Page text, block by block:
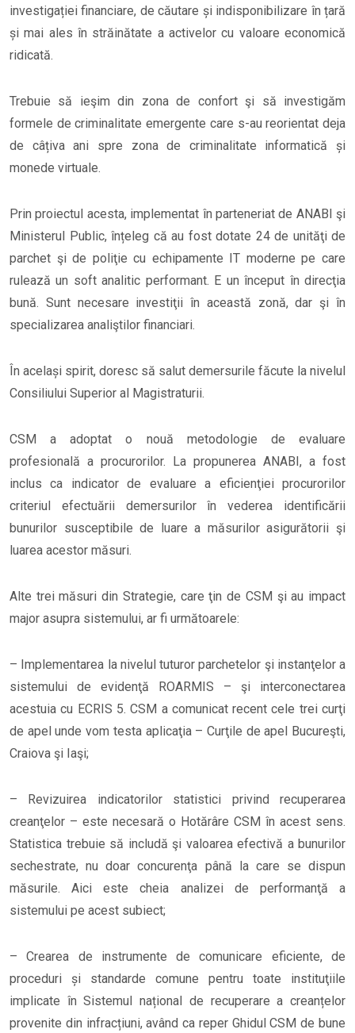
investigației financiare, de căutare și indisponibilizare în țară
și mai ales în străinătate a activelor cu valoare economică
ridicată.
Trebuie să ieşim din zona de confort şi să investigăm
formele de criminalitate emergente care s-au reorientat deja
de câțiva ani spre zona de criminalitate informatică și
monede virtuale.
Prin proiectul acesta, implementat în parteneriat de ANABI şi
Ministerul Public, înțeleg că au fost dotate 24 de unităţi de
parchet şi de poliţie cu echipamente IT moderne pe care
rulează un soft analitic performant. E un început în direcţia
bună. Sunt necesare investiţii în această zonă, dar şi în
specializarea analiştilor financiari.
În același spirit, doresc să salut demersurile făcute la nivelul
Consiliului Superior al Magistraturii.
CSM a adoptat o nouă metodologie de evaluare
profesională a procurorilor. La propunerea ANABI, a fost
inclus ca indicator de evaluare a eficienţiei procurorilor
criteriul efectuării demersurilor în vederea identificării
bunurilor susceptibile de luare a măsurilor asigurătorii şi
luarea acestor măsuri.
Alte trei măsuri din Strategie, care ţin de CSM şi au impact
major asupra sistemului, ar fi următoarele:
– Implementarea la nivelul tuturor parchetelor şi instanţelor a
sistemului de evidenţă ROARMIS – şi interconectarea
acestuia cu ECRIS 5. CSM a comunicat recent cele trei curţi
de apel unde vom testa aplicaţia – Curţile de apel Bucureşti,
Craiova şi Iaşi;
– Revizuirea indicatorilor statistici privind recuperarea
creanţelor – este necesară o Hotărâre CSM în acest sens.
Statistica trebuie să includă şi valoarea efectivă a bunurilor
sechestrate, nu doar concurenţa până la care se dispun
măsurile. Aici este cheia analizei de performanţă a
sistemului pe acest subiect;
– Crearea de instrumente de comunicare eficiente, de
proceduri și standarde comune pentru toate instituţiile
implicate în Sistemul național de recuperare a creanțelor
provenite din infracțiuni, având ca reper Ghidul CSM de bune